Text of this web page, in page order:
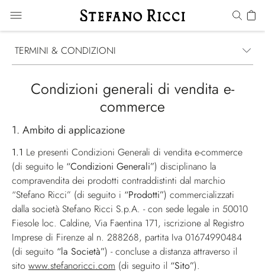
TERMINI & CONDIZIONI
Condizioni generali di vendita e-
commerce
1. Ambito di applicazione
1.1 Le presenti Condizioni Generali di vendita e-commerce
(di seguito le “Condizioni Generali”) disciplinano la
compravendita dei prodotti contraddistinti dal marchio
“Stefano Ricci” (di seguito i “Prodotti”) commercializzati
dalla società Stefano Ricci S.p.A. - con sede legale in 50010
Fiesole loc. Caldine, Via Faentina 171, iscrizione al Registro
Imprese di Firenze al n. 288268, partita Iva 01674990484
(di seguito “la Società”) - concluse a distanza attraverso il
sito www.stefanoricci.com (di seguito il “Sito”).